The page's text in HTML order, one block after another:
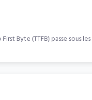
Byte (TTFB) passe sous les